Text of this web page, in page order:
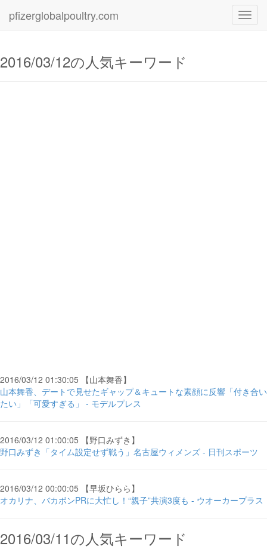
pfizerglobalpoultry.com
2016/03/12の人気キーワード
2016/03/12 01:30:05 【山本舞香】
山本舞香、デートで見せたギャップ＆キュートな素顔に反響「付き合い
たい」「可愛すぎる」 - モデルプレス
2016/03/12 01:00:05 【野口みずき】
野口みずき「タイム設定せず戦う」名古屋ウィメンズ - 日刊スポーツ
2016/03/12 00:00:05 【早坂ひらら】
オカリナ、バカボンPRに大忙し！“親子”共演3度も - ウオーカープラス
2016/03/11の人気キーワード